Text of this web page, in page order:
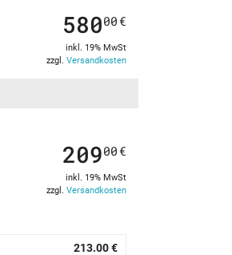
58000 €
inkl. 19% MwSt
zzgl. Versandkosten
20900 €
inkl. 19% MwSt
zzgl. Versandkosten
213.00 €